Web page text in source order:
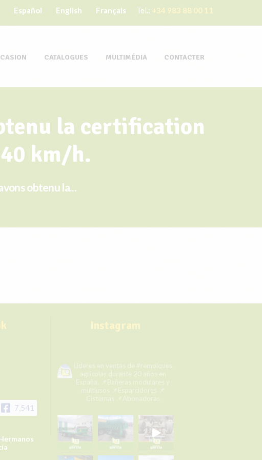
Tel.: +34 983 88 00 11
Español English Français
CATALOGUES MULTIMÉDIA CONTACTER
la certification
km/h.
obtenu la...
7,541
Instagram
Líderes en ventas de #remolques
agrícolas durante 20 años en
España.
📌Bañeras modulares y
multiusos 📌Esparcidores 📌
Cisternas 📌Abonadoras